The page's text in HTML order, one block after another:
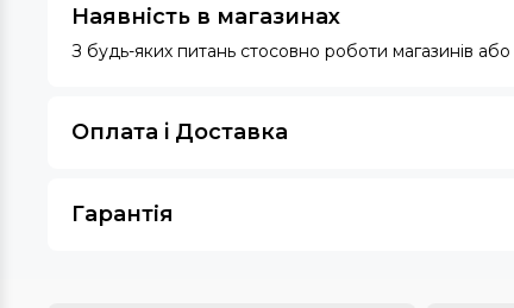
Наявність в магазинах
З будь-яких питань стосовно роботи магазинів
Оплата i Доставка
Гарантія